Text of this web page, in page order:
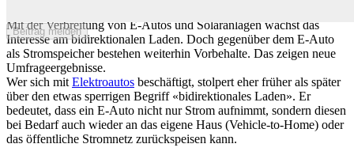
Beitrag melden
Mit der Verbreitung von E-Autos und Solaranlagen wächst das
Interesse am bidirektionalen Laden. Doch gegenüber dem E-Auto
als Stromspeicher bestehen weiterhin Vorbehalte. Das zeigen neue
Umfrageergebnisse.
Wer sich mit Elektroautos beschäftigt, stolpert eher früher als später
über den etwas sperrigen Begriff «bidirektionales Laden». Er
bedeutet, dass ein E-Auto nicht nur Strom aufnimmt, sondern diesen
bei Bedarf auch wieder an das eigene Haus (Vehicle-to-Home) oder
das öffentliche Stromnetz zurückspeisen kann.